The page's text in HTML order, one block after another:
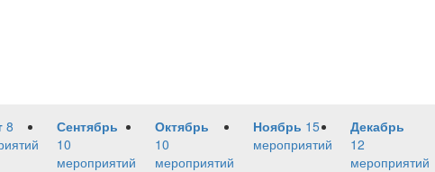
8
Сентябрь
10
мероприятий
Октябрь
10
мероприятий
Ноябрь 15
мероприятий
Декабрь
12
мероприятий